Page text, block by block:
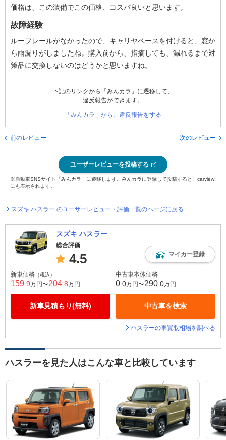
価格は、この装備でこの価格、コスパ良いと思います。
故障経験
ルーフレールがなかったので、キャリヤベースを付けると、窓か
ら雨漏りがしましたね。購入前から、指摘しても、漏れるまで対
策品に交換しないのはどうかと思いますね。
下記のリンクから「みんカラ」に遷移して、
違反報告ができます。
「みんカラ」から、違反報告をする
前のレビュー 次のレビュー
ユーザーレビューを投稿する
※自動車SNSサイト「みんカラ」に遷移します。みんカラに登録して投稿すると、carview!
にも表示されます。
スズキ ハスラー のユーザーレビュー・評価一覧のページに戻る
スズキ ハスラー
総合評価
4.5 マイカー登録
新車価格 （税込）
159 .9万円〜204 .8万円
新車見積もり(無料)
中古車本体価格
0 .0万円〜290 .0万円
中古車を検索
ハスラーの車買取相場を調べる
ハスラーを見た人はこんな車と比較しています